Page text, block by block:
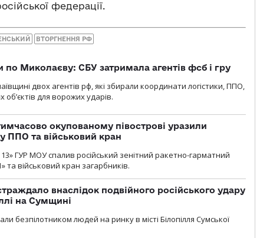
федерації.
ВТОРГНЕННЯ РФ
по Миколаєву: СБУ затримала агентів фсб і гру
двох агентів рф, які збирали координати логістики, ППО,
об’єктів для ворожих ударів.
окупованому півострові уразили
ППО та військовий кран
ГУР МОУ спалив російський зенітний ракетно-гарматний
та військовий кран загарбників.
внаслідок подвійного російського удару
на Сумщині
безпілотником людей на ринку в місті Білопілля Сумської